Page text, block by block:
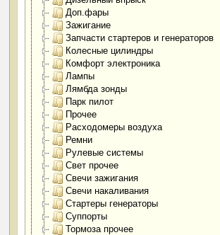
Доп.фары
Зажигание
Запчасти стартеров и генераторов
Колесные цилиндры
Комфорт электроника
Лампы
Лямбда зонды
Парк пилот
Прочее
Расходомеры воздуха
Ремни
Рулевые системы
Свет прочее
Свечи зажигания
Свечи накаливания
Стартеры генераторы
Суппорты
Тормоза прочее